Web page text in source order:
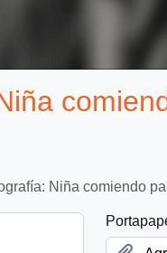
Niña comiendo